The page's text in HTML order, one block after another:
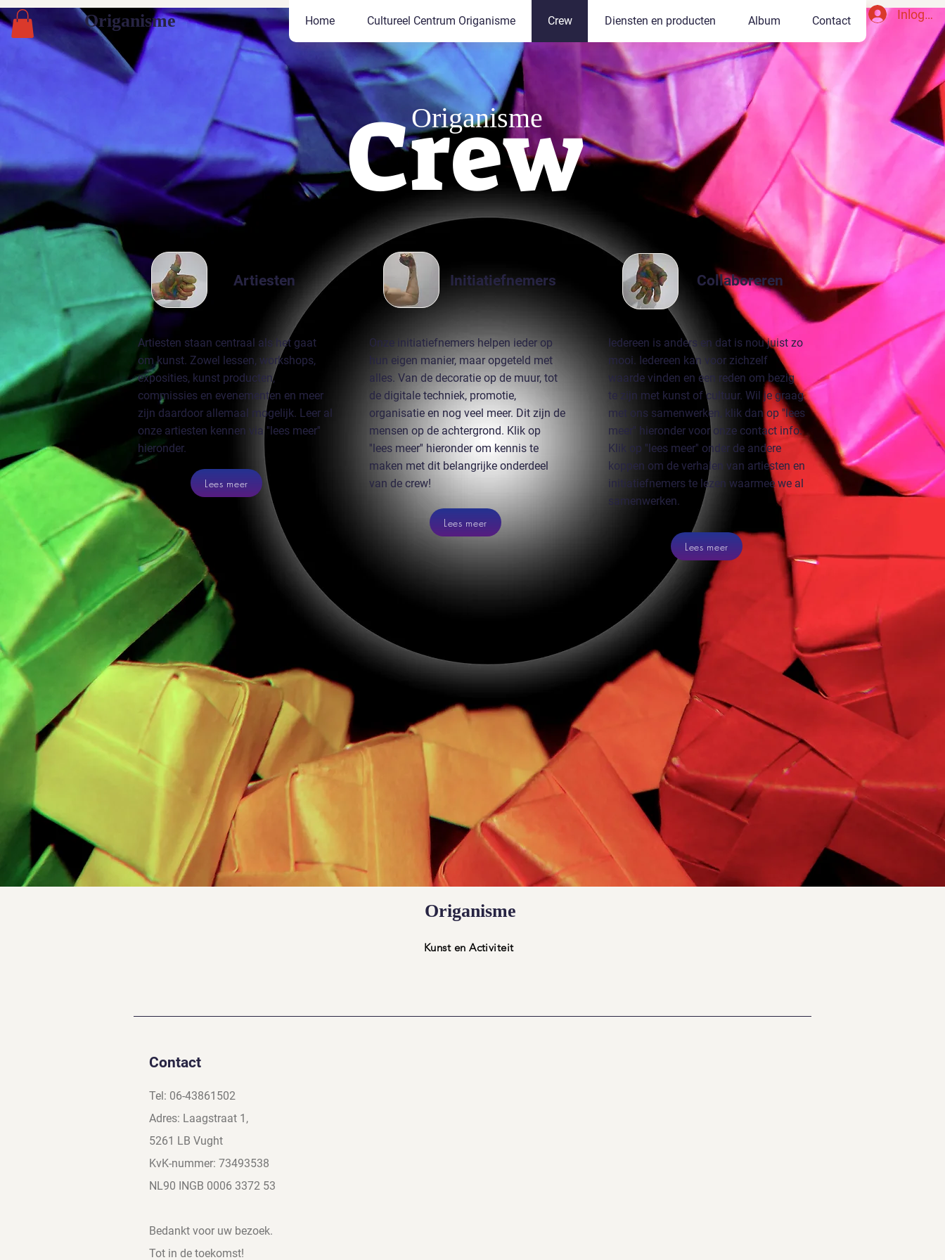
Origanisme Inloggen
Home Cultureel Centrum Origanisme Crew Diensten en producten Album Contact
Crew
Origanisme
Artiesten
Artiesten staan centraal als het gaat
om kunst. Zowel lessen, workshops,
exposities, kunst producten,
commissies en evenementen en meer
zijn daardoor allemaal mogelijk. Leer al
onze artiesten kennen via ''lees meer''
hieronder.
Lees meer
Initiatiefnemers
Onze initiatiefnemers helpen ieder op
hun eigen manier, maar opgeteld met
alles. Van de decoratie op de muur, tot
de digitale techniek, promotie,
organisatie en nog veel meer. Dit zijn de
mensen op de achtergrond. Klik op
''lees meer'' hieronder om kennis te
maken met dit belangrijke onderdeel
van de crew!
Lees meer
Collaboreren
Iedereen is anders en dat is nou juist zo
mooi. Iedereen kan voor zichzelf
waarde vinden en een reden om bezig
te zijn met kunst of cultuur. Wil je graag
met ons samenwerken, klik dan op ''lees
meer'' hieronder voor onze contact info.
Klik op ''lees meer'' onder de andere
koppen om de verhalen van artiesten en
initiatiefnemers te lezen waarmee we al
samenwerken.
Lees meer
Origanisme
Kunst en Activiteit
Contact
Tel: 06-43861502
Adres: Laagstraat 1,
5261 LB Vught
KvK-nummer: 73493538
NL90 INGB 0006 3372 53
Bedankt voor uw bezoek.
Tot in de toekomst!